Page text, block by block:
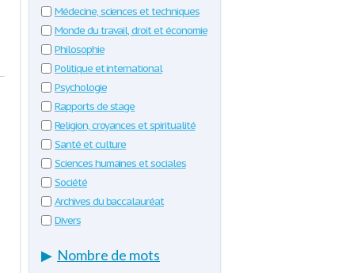
Médecine, sciences et techniques
Monde du travail, droit et économie
Philosophie
Politique et international
Psychologie
Rapports de stage
Religion, croyances et spiritualité
Santé et culture
Sciences humaines et sociales
Société
Archives du baccalauréat
Divers
▶ Nombre de mots